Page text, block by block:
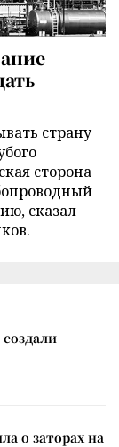
страну
сторона
сказал
о заторах на